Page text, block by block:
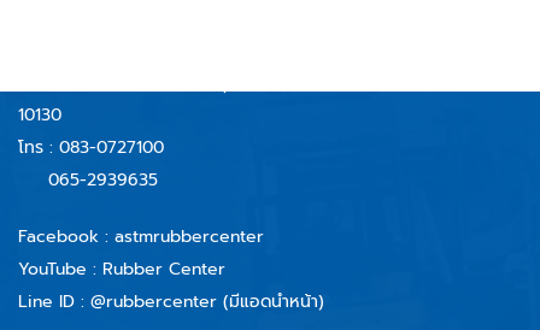
10130
โทร : 083-0727100
065-2939635
Facebook : astmrubbercenter
YouTube : Rubber Center
Line ID : @rubbercenter (มีแอดนำหน้า)